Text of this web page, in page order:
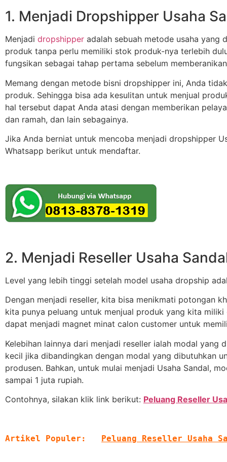
1. Menjadi Dropshipper Usaha
Menjadi dropshipper adalah sebuah metode usaha yang
produk tanpa perlu memiliki stok produk-nya terlebih
fungsikan sebagai tahap pertama sebelum
Memang dengan metode bisni dropshipper ini, Anda
produk. Sehingga bisa ada kesulitan untuk menjual
hal tersebut dapat Anda atasi dengan memberikan
dan ramah, dan lain sebagainya.
Jika Anda berniat untuk mencoba menjadi dropshipper
Whatsapp berikut untuk mendaftar.
2. Menjadi Reseller Usaha
Level yang lebih tinggi setelah model usaha dropship
Dengan menjadi reseller, kita bisa menikmati potongan
kita punya peluang untuk menjual produk yang kita
dapat menjadi magnet minat calon customer untuk
Kelebihan lainnya dari menjadi reseller ialah modal yang
kecil jika dibandingkan dengan modal yang dibutuhkan
produsen. Bahkan, untuk mulai menjadi Usaha Sandal,
sampai 1 juta rupiah.
Contohnya, silakan klik link berikut: Peluang Reseller
Artikel Populer: Peluang Reseller Usaha